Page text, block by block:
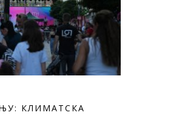
КЛИМАТСКА